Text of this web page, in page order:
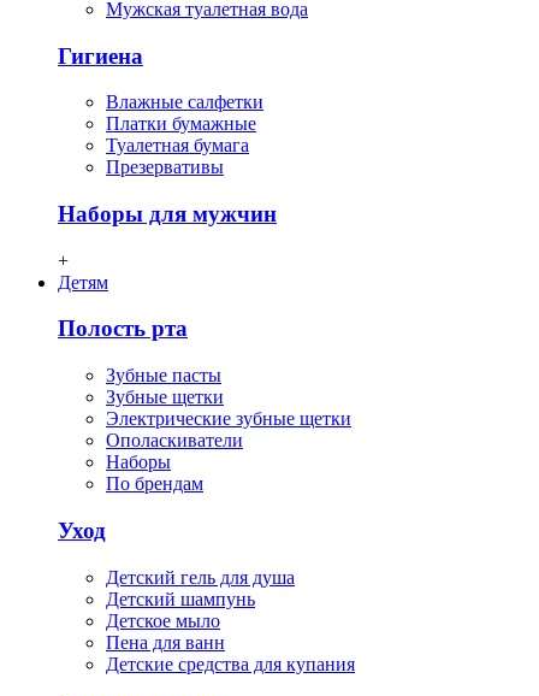
Мужская туалетная вода
Гигиена
Влажные салфетки
Платки бумажные
Туалетная бумага
Презервативы
Наборы для мужчин
+
Детям
Полость рта
Зубные пасты
Зубные щетки
Электрические зубные щетки
Ополаскиватели
Наборы
По брендам
Уход
Детский гель для душа
Детский шампунь
Детское мыло
Пена для ванн
Детские средства для купания